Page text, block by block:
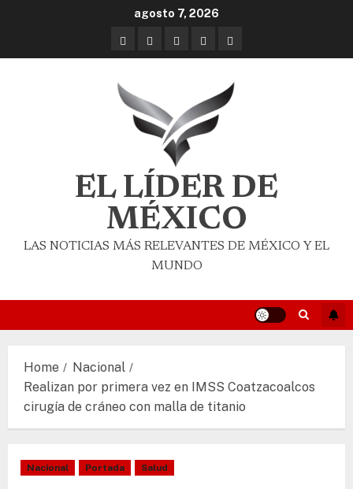
agosto 7, 2026
EL LÍDER DE
MÉXICO
LAS NOTICIAS MÁS RELEVANTES DE MÉXICO Y EL
MUNDO
Home
Nacional
Realizan por primera vez en IMSS Coatzacoalcos
cirugía de cráneo con malla de titanio
Nacional Portada Salud